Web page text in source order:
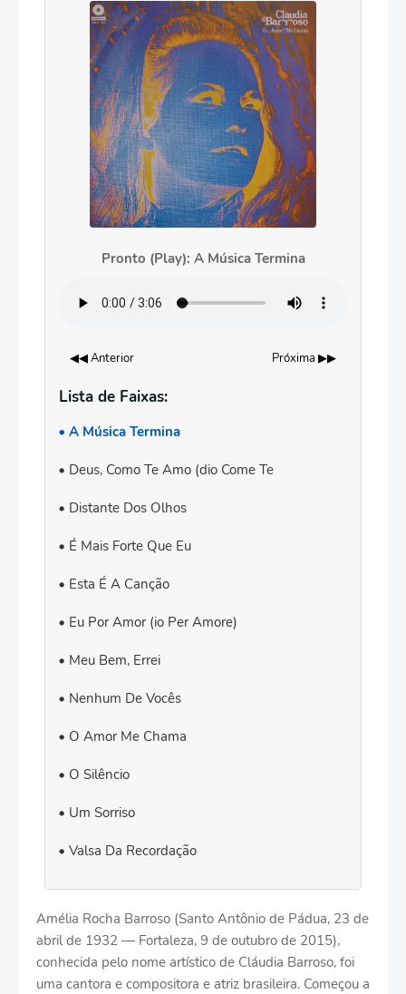
Pronto (Play): A Música Termina
◀◀ Anterior Próxima ▶▶
Lista de Faixas:
A Música Termina
Deus, Como Te Amo (dio Come Te
Distante Dos Olhos
É Mais Forte Que Eu
Esta É A Canção
Eu Por Amor (io Per Amore)
Meu Bem, Errei
Nenhum De Vocês
O Amor Me Chama
O Silêncio
Um Sorriso
Valsa Da Recordação
Amélia Rocha Barroso (Santo Antônio de Pádua, 23 de
abril de 1932 — Fortaleza, 9 de outubro de 2015),
conhecida pelo nome artístico de Cláudia Barroso, foi
uma cantora e compositora e atriz brasileira. Começou a